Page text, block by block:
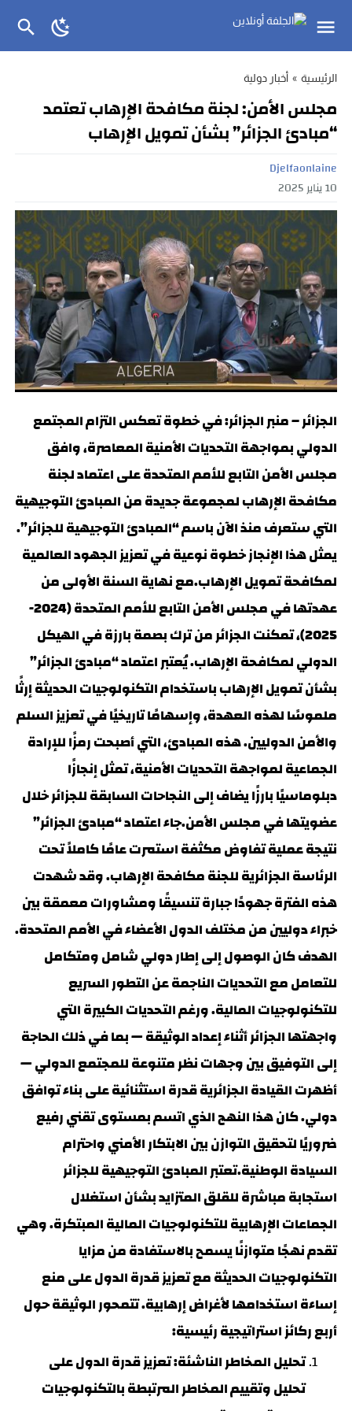
الرئيسية » أخبار دولية
مجلس الأمن: لجنة مكافحة الإرهاب تعتمد
“مبادئ الجزائر” بشأن تمويل الإرهاب
Djelfaonlaine
10 يناير 2025
الجزائر – منبر الجزائر: في خطوة تعكس التزام المجتمع
الدولي بمواجهة التحديات الأمنية المعاصرة، وافق
مجلس الأمن التابع للأمم المتحدة على اعتماد لجنة
مكافحة الإرهاب لمجموعة جديدة من المبادئ التوجيهية
التي ستعرف منذ الآن باسم “المبادئ التوجيهية للجزائر”.
يمثل هذا الإنجاز خطوة نوعية في تعزيز الجهود العالمية
لمكافحة تمويل الإرهاب.مع نهاية السنة الأولى من
عهدتها في مجلس الأمن التابع للأمم المتحدة (2024-
2025)، تمكنت الجزائر من ترك بصمة بارزة في الهيكل
الدولي لمكافحة الإرهاب. يُعتبر اعتماد “مبادئ الجزائر”
بشأن تمويل الإرهاب باستخدام التكنولوجيات الحديثة إرثًا
ملموسًا لهذه العهدة، وإسهامًا تاريخيًا في تعزيز السلم
والأمن الدوليين. هذه المبادئ، التي أصبحت رمزًا للإرادة
الجماعية لمواجهة التحديات الأمنية، تمثل إنجازًا
دبلوماسيًا بارزًا يضاف إلى النجاحات السابقة للجزائر خلال
عضويتها في مجلس الأمن.جاء اعتماد “مبادئ الجزائر”
نتيجة عملية تفاوض مكثفة استمرت عامًا كاملاً تحت
الرئاسة الجزائرية للجنة مكافحة الإرهاب. وقد شهدت
هذه الفترة جهودًا جبارة تنسيقًا ومشاورات معمقة بين
خبراء دوليين من مختلف الدول الأعضاء في الأمم المتحدة.
الهدف كان الوصول إلى إطار دولي شامل ومتكامل
للتعامل مع التحديات الناجمة عن التطور السريع
للتكنولوجيات المالية. ورغم التحديات الكبيرة التي
واجهتها الجزائر أثناء إعداد الوثيقة — بما في ذلك الحاجة
إلى التوفيق بين وجهات نظر متنوعة للمجتمع الدولي —
أظهرت القيادة الجزائرية قدرة استثنائية على بناء توافق
دولي. كان هذا النهج الذي اتسم بمستوى تقني رفيع
ضروريًا لتحقيق التوازن بين الابتكار الأمني واحترام
السيادة الوطنية.تعتبر المبادئ التوجيهية للجزائر
استجابة مباشرة للقلق المتزايد بشأن استغلال
الجماعات الإرهابية للتكنولوجيات المالية المبتكرة. وهي
تقدم نهجًا متوازنًا يسمح بالاستفادة من مزايا
التكنولوجيات الحديثة مع تعزيز قدرة الدول على منع
إساءة استخدامها لأغراض إرهابية. تتمحور الوثيقة حول
أربع ركائز استراتيجية رئيسية:
تحليل المخاطر الناشئة: تعزيز قدرة الدول على
تحليل وتقييم المخاطر المرتبطة بالتكنولوجيات